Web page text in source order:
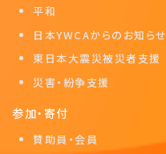
平和
日本YWCAからのお知らせ
東日本大震災被災者支援
災害・紛争支援
参加・寄付
賛助員・会員